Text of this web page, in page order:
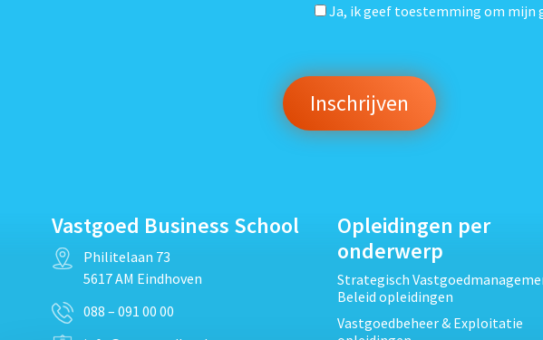
Ja, ik geef toestemming om mijn
Vastgoed Business School
Philitelaan 73
5617 AM Eindhoven
088 – 091 00 00
Opleidingen per
onderwerp
Strategisch
Beleid opleidingen
Vastgoedbeheer & Exploitatie